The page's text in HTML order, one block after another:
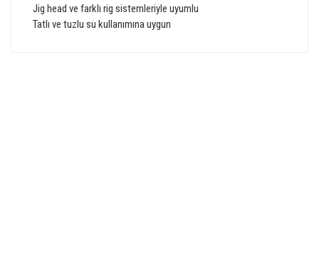
Jig head ve farklı rig sistemleriyle uyumlu
Tatlı ve tuzlu su kullanımına uygun